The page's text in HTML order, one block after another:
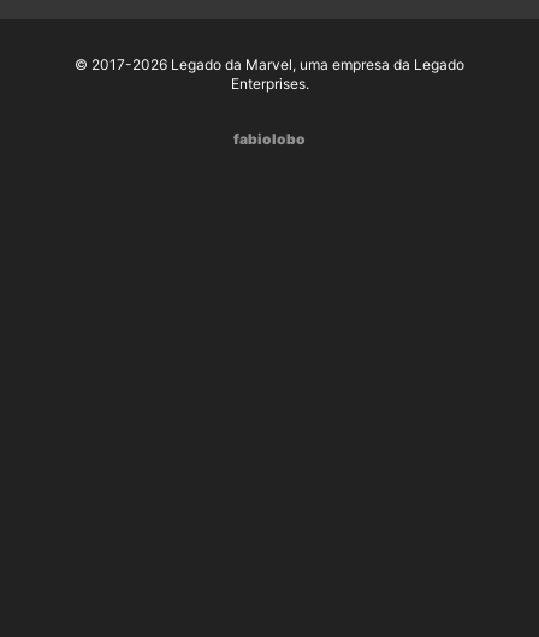
© 2017-2026 Legado da Marvel, uma empresa da Legado
Enterprises.
fabiolobo